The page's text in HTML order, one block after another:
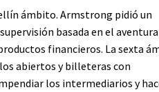
ámbito. Armstrong pidió un
basada en el aventura
financieros. La sexta
abiertos y billeteras con
los intermediarios y